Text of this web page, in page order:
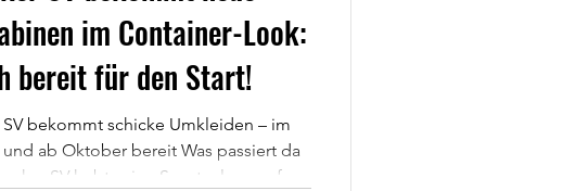
im Container-Look:
bereit für den Start!
bekommt schicke Umkleiden – im
ab Oktober bereit Was passiert da
SV hebt seine Sportanlage auf ein